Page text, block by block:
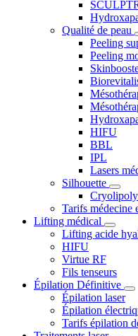
Qualité de peau
Peeling
Peeling
HIFU
BBL
IPL
Lasers
Silhouette
Tarifs médecine
Lifting médical
Lifting acide
HIFU
Virtue RF
Fils tenseurs
Épilation Définitive
Épilation laser
Épilation
Tarifs épilation